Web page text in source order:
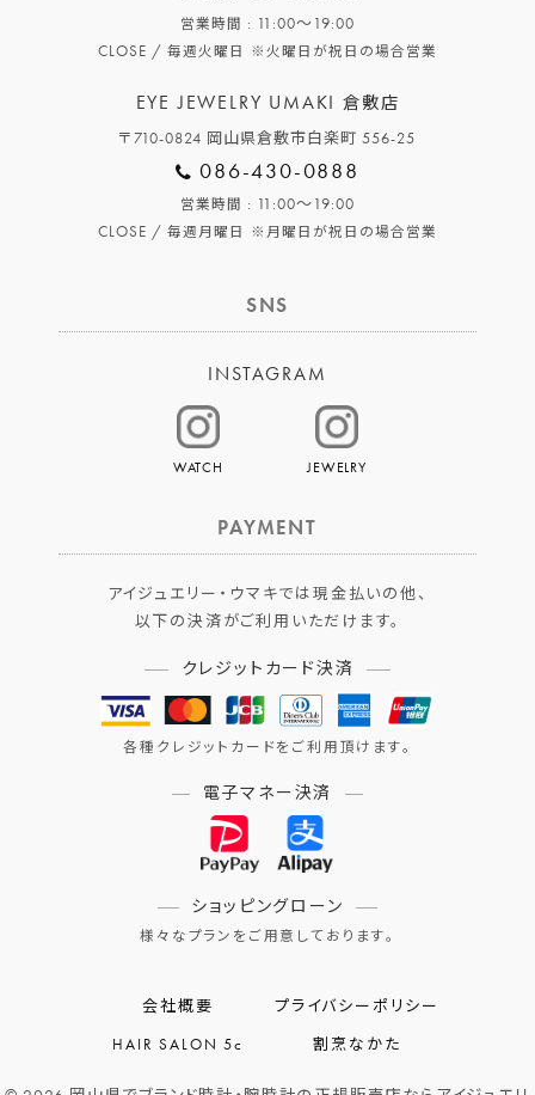
営業時間 : 11:00～19:00
CLOSE /毎週火曜日 ※火曜日が祝日の場合営業
EYE JEWELRY UMAKI 倉敷店
〒710-0824 岡山県倉敷市白楽町 556-25
086-430-0888
営業時間 : 11:00～19:00
CLOSE /毎週月曜日 ※月曜日が祝日の場合営業
SNS
INSTAGRAM
WATCH JEWELRY
PAYMENT
アイジュエリー・ウマキでは現金払いの他、
以下の決済がご利用いただけます。
クレジットカード決済
各種クレジットカードをご利用頂けます。
電子マネー決済
ショッピングローン
様々なプランをご用意しております。
会社概要
プライバシーポリシー
HAIR SALON 5c
割烹なかた